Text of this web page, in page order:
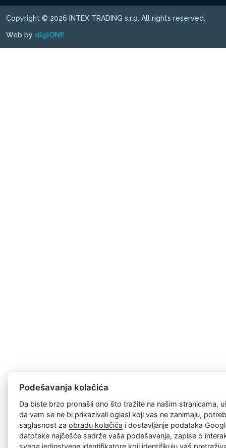
Copyright © 2026 INTEX TRADING s.r.o. All rights reserved.
Web by digiONE
Podešavanja kolačića
Da biste brzo pronašli ono što tražite na našim stranicama,
da vam se ne bi prikazivali oglasi koji vas ne zanimaju,
saglasnost zaobradu kolačića i dostavljanje podataka
datoteke najčešće sadrže vaša podešavanja, zapise o
svega jedinstvene identifikatore koji identifikuju vaš